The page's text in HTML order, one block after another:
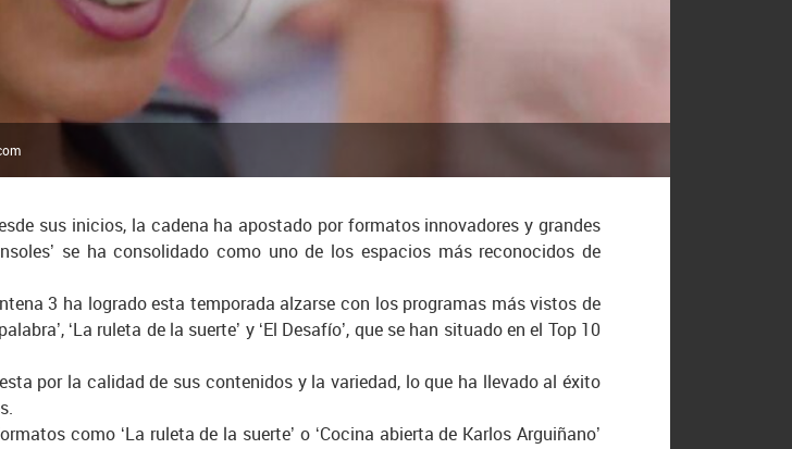
sus inicios, la cadena ha apostado por formatos innovadores y grandes
se ha consolidado como uno de los espacios más reconocidos de
3 ha logrado esta temporada alzarse con los programas más vistos de
‘La ruleta de la suerte’ y ‘El Desafío’, que se han situado en el Top 10
por la calidad de sus contenidos y la variedad, lo que ha llevado al éxito
como ‘La ruleta de la suerte’ o ‘Cocina abierta de Karlos Arguiñano’